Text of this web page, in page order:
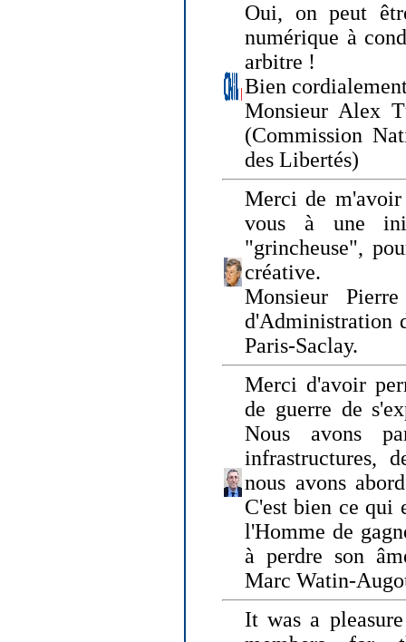
Oui, on peut
numérique à
arbitre !
Bien
Monsieur Alex
(Commission
des Libertés)
Merci de
vous à une
"grincheuse",
créative.
Monsieur
d'Administration
Paris-Saclay.
Merci d'avoir
de guerre de
Nous avons
infrastructures,
nous avons
C'est bien ce qui
l'Homme de
à perdre son
Marc Watin-
It was a